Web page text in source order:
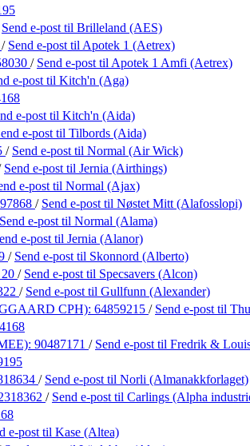
Send e-post til Brilleland (AES)
/ Send e-post til Apotek 1 (Aetrex)
/ Send e-post til Apotek 1 Amfi (Aetrex)
e-post til Kitch'n (Aga)
e-post til Kitch'n (Aida)
e-post til Tilbords (Aida)
/ Send e-post til Normal (Air Wick)
Send e-post til Jernia (Airthings)
e-post til Normal (Ajax)
/ Send e-post til Nøstet Mitt (Alafosslopi)
Send e-post til Normal (Alama)
e-post til Jernia (Alanor)
/ Send e-post til Skonnord (Alberto)
/ Send e-post til Specsavers (Alcon)
/ Send e-post til Gullfunn (Alexander)
CPH): 64859215 / Send e-post til
90487171 / Send e-post til Fredrik &
/ Send e-post til Norli (Almanakkforlaget)
/ Send e-post til Carlings (Alpha
e-post til Kase (Altea)